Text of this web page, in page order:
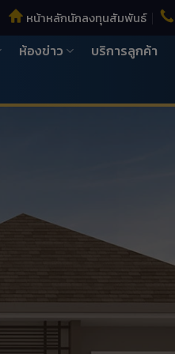
หน้าหลักนักลงทุนสัมพันธ์
ห้องข่าว บริการลูกค้า